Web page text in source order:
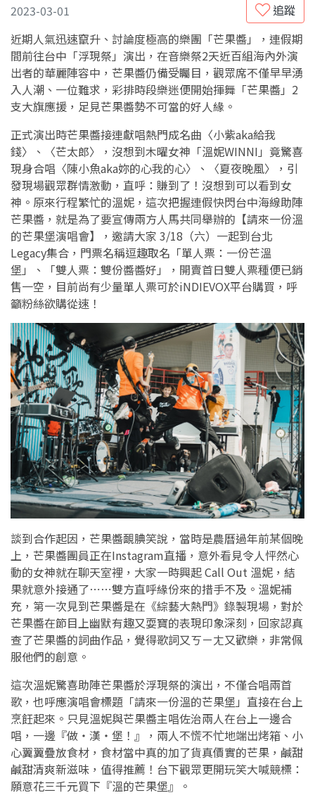
追蹤
2023-03-01
近期人氣迅速竄升、討論度極高的樂團「芒果醬」，連假期
間前往台中「浮現祭」演出，在音樂祭2天近百組海內外演
出者的華麗陣容中，芒果醬仍備受矚目，觀眾席不僅早早湧
入人潮、一位難求，彩排時段樂迷便開始揮舞「芒果醬」2
支大旗應援，足見芒果醬勢不可當的好人緣。
正式演出時芒果醬接連獻唱熱門成名曲〈小紫aka給我
錢〉、〈芒太郎〉，沒想到木曜女神「溫妮WINNI」竟驚喜
現身合唱〈陳小魚aka妳的心我的心〉、〈夏夜晚風〉，引
發現場觀眾群情激動，直呼：賺到了！沒想到可以看到女
神。原來行程繁忙的溫妮，這次把握連假快閃台中海線助陣
芒果醬，就是為了要宣傳兩方人馬共同舉辦的【請來一份溫
的芒果堡演唱會】，邀請大家 3/18（六）一起到台北
Legacy集合，門票名稱逗趣取名「單人票：一份芒溫
堡」、「雙人票：雙份醬醬好」，開賣首日雙人票種便已銷
售一空，目前尚有少量單人票可於iNDIEVOX平台購買，呼
籲粉絲欲購從速！
談到合作起因，芒果醬靦腆笑說，當時是農曆過年前某個晚
上，芒果醬團員正在Instagram直播，意外看見令人怦然心
動的女神就在聊天室裡，大家一時興起 Call Out 溫妮，結
果就意外接通了⋯⋯雙方直呼緣份來的措手不及。溫妮補
充，第一次見到芒果醬是在《綜藝大熱門》錄製現場，對於
芒果醬在節目上幽默有趣又耍寶的表現印象深刻，回家認真
查了芒果醬的詞曲作品，覺得歌詞又ㄎㄧㄤ又歡樂，非常佩
服他們的創意。
這次溫妮驚喜助陣芒果醬於浮現祭的演出，不僅合唱兩首
歌，也呼應演唱會標題「請來一份溫的芒果堡」直接在台上
烹飪起來。只見溫妮與芒果醬主唱佐治兩人在台上一邊合
唱，一邊『做・漢・堡！』，兩人不慌不忙地端出烤箱、小
心翼翼疊放食材，食材當中真的加了貨真價實的芒果，鹹甜
鹹甜清爽新滋味，值得推薦！台下觀眾更開玩笑大喊競標：
願意花三千元買下『溫的芒果堡』。